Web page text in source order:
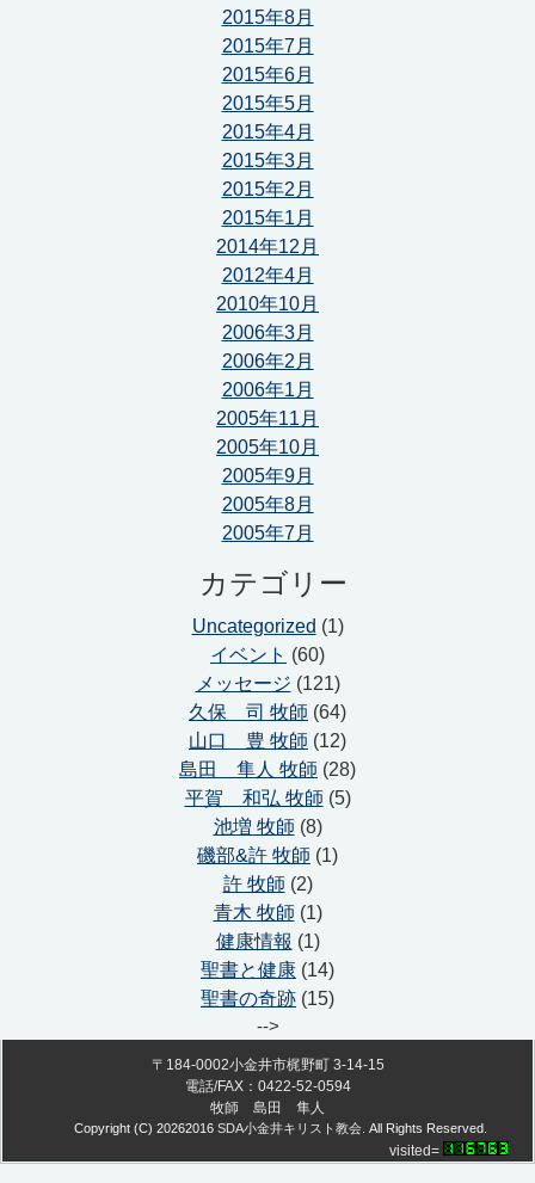
2015年8月
2015年7月
2015年6月
2015年5月
2015年4月
2015年3月
2015年2月
2015年1月
2014年12月
2012年4月
2010年10月
2006年3月
2006年2月
2006年1月
2005年11月
2005年10月
2005年9月
2005年8月
2005年7月
カテゴリー
Uncategorized (1)
イベント (60)
メッセージ (121)
久保 司 牧師 (64)
山口 豊 牧師 (12)
島田 隼人 牧師 (28)
平賀 和弘 牧師 (5)
池増 牧師 (8)
磯部&許 牧師 (1)
許 牧師 (2)
青木 牧師 (1)
健康情報 (1)
聖書と健康 (14)
聖書の奇跡 (15)
-->
〒184-0002小金井市梶野町 3-14-15
電話/FAX：0422-52-0594
牧師 島田 隼人
Copyright (C)20262016SDA小金井キリスト教会 . All Rights Reserved.
visited=